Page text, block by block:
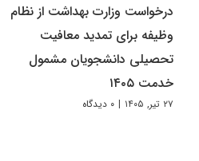
درخواست وزارت بهداشت از نظام
وظیفه برای تمدید معافیت
تحصیلی دانشجویان مشمول
خدمت ۱۴۰۵
۲۷ تیر, ۱۴۰۵ | ۰ دیدگاه